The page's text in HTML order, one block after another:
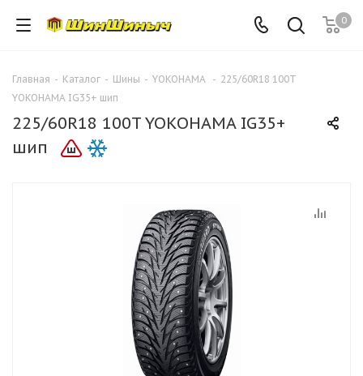
0
Главная - Каталог - Шины - YOKOHAMA - 225/60R18 100T
YOKOHAMA IG35+ шип
225/60R18 100T YOKOHAMA IG35+
шип